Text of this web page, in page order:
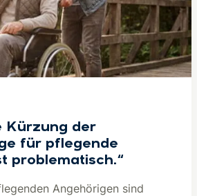
Kürzung der
für pflegende
problematisch.“
Angehörigen sind